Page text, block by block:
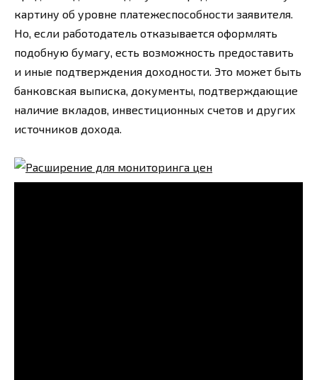
картину об уровне платежеспособности заявителя.
Но, если работодатель отказывается оформлять
подобную бумагу, есть возможность предоставить
и иные подтверждения доходности. Это может быть
банковская выписка, документы, подтверждающие
наличие вкладов, инвестиционных счетов и других
источников дохода.